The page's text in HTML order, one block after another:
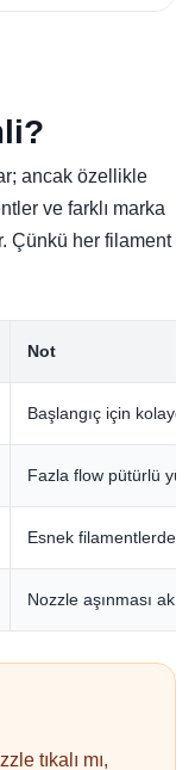
ancak özellikle
ve farklı marka
Çünkü her filament
Not
Başlangıç için
Fazla flow pütürlü
Esnek filamentlerde
Nozzle aşınması
tıkalı mı,